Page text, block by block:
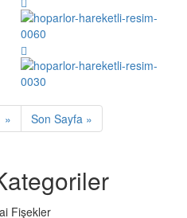
» Son Sayfa »